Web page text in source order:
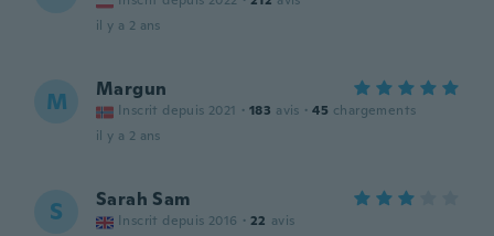
il y a 2 ans
M Margun
Inscrit depuis 2021 · 183 avis · 45 chargements
il y a 2 ans
S Sarah Sam
Inscrit depuis 2016 · 22 avis